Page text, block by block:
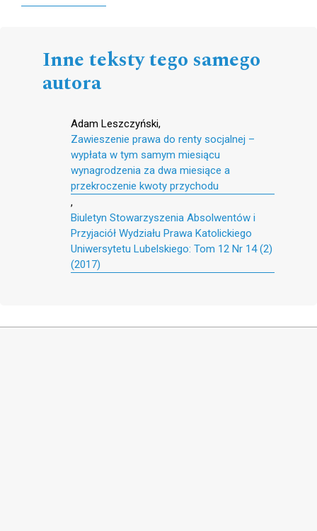
Inne teksty tego samego
autora
Adam Leszczyński,
Zawieszenie prawa do renty socjalnej –
wypłata w tym samym miesiącu
wynagrodzenia za dwa miesiące a
przekroczenie kwoty przychodu
,
Biuletyn Stowarzyszenia Absolwentów i
Przyjaciół Wydziału Prawa Katolickiego
Uniwersytetu Lubelskiego: Tom 12 Nr 14 (2)
(2017)